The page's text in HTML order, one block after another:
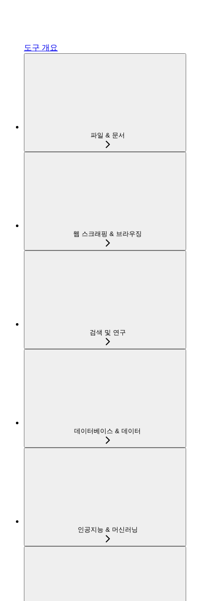
도구 개요
파일 & 문서
웹 스크래핑 & 브라우징
검색 및 연구
데이터베이스 & 데이터
인공지능 & 머신러닝